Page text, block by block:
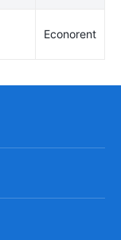
Econorent